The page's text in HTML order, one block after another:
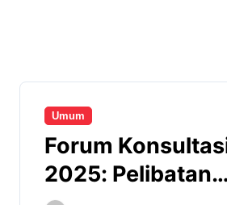
Umum
Forum
2025: Pelibatan